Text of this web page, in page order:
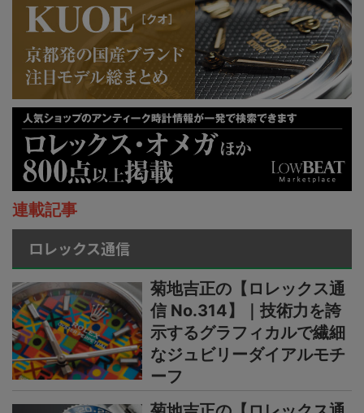
連載記事
ロレックス通信
菊地吉正の【ロレックス通
信 No.314】｜技術力を誇
示するグラフィカルで繊細
なジュビリーダイアルモチ
ーフ